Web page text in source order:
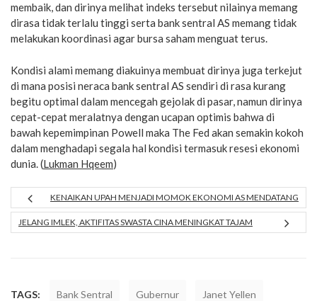
membaik, dan dirinya melihat indeks tersebut nilainya memang
dirasa tidak terlalu tinggi serta bank sentral AS memang tidak
melakukan koordinasi agar bursa saham menguat terus.
Kondisi alami memang diakuinya membuat dirinya juga terkejut
di mana posisi neraca bank sentral AS sendiri di rasa kurang
begitu optimal dalam mencegah gejolak di pasar, namun dirinya
cepat-cepat meralatnya dengan ucapan optimis bahwa di
bawah kepemimpinan Powell maka The Fed akan semakin kokoh
dalam menghadapi segala hal kondisi termasuk resesi ekonomi
dunia. (Lukman Hqeem)
KENAIKAN UPAH MENJADI MOMOK EKONOMI AS MENDATANG
JELANG IMLEK, AKTIFITAS SWASTA CINA MENINGKAT TAJAM
TAGS: Bank Sentral Gubernur Janet Yellen